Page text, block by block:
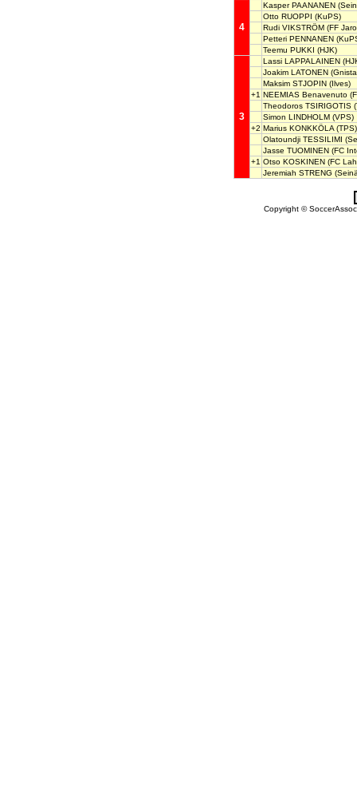
4
Kasper PAANANEN
Otto RUOPPI (KuPS)
Rudi VIKSTRÖM (FF
Petteri PENNANEN
Teemu PUKKI (HJK)
3
Lassi LAPPALAINEN
Joakim LATONEN
Maksim STJOPIN (Ilves)
+1 NEEMIAS Benavenuto
Theodoros TSIRIGOTIS
Simon LINDHOLM (VPS)
+2 Marius KONKKÖLA (TPS)
Olatoundji TESSILIMI
Jasse TUOMINEN (FC
+1 Otso KOSKINEN (FC
Jeremiah STRENG
Copyright ©